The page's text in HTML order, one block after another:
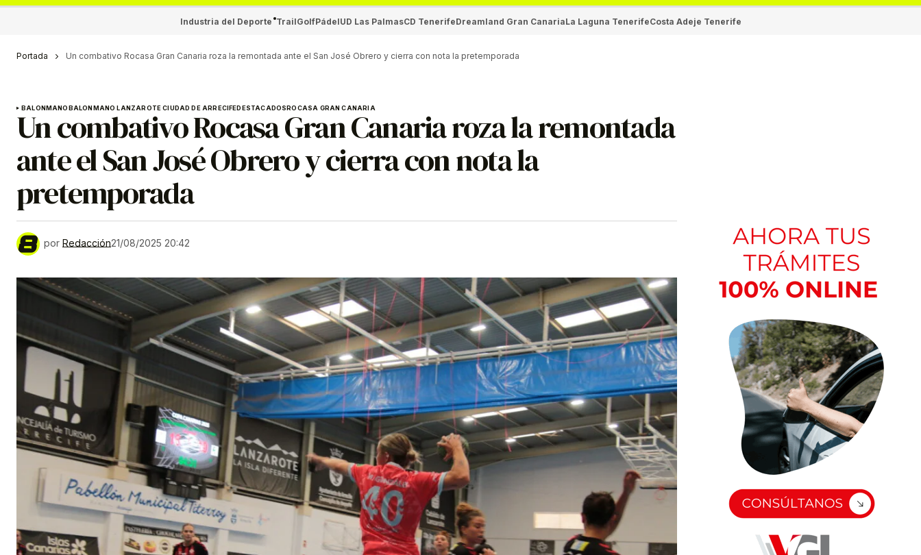
Industria del Deporte TrailGolfPádelUD Las PalmasCD TenerifeDreamland Gran CanariaLa Laguna TenerifeCosta Adeje Tenerife
Portada Un combativo Rocasa Gran Canaria roza la remontada ante el San José Obrero y cierra con nota la pretemporada
BALONMANOBALONMANO LANZAROTE CIUDAD DE ARRECIFEDESTACADOSROCASA GRAN CANARIA
Un combativo Rocasa Gran Canaria roza la remontada
ante el San José Obrero y cierra con nota la
pretemporada
por Redacción21/08/2025 20:42